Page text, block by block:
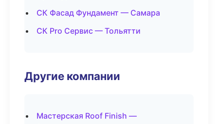
СК Фасад Фундамент — Самара
СК Pro Сервис — Тольятти
Другие компании
Мастерская Roof Finish —